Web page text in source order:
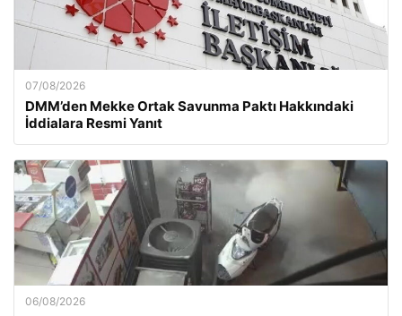
07/08/2026
DMM’den Mekke Ortak Savunma Paktı Hakkındaki
İddialara Resmi Yanıt
06/08/2026